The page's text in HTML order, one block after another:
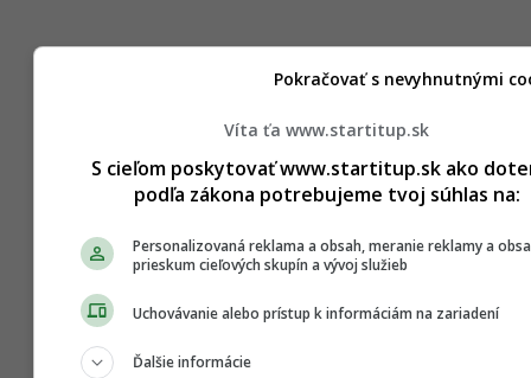
Víta ťa www.startitup.sk
S cieľom poskytovať www.startitup.sk ako
podľa zákona potrebujeme tvoj súhlas na:
Personalizovaná reklama a obsah, meranie reklamy a
prieskum cieľových skupín a vývoj služieb
Uchovávanie alebo prístup k informáciám na zariadení
Ďalšie informácie
Pokračovať s nevyhnutnými